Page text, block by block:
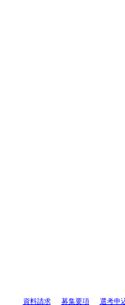
資料請求 募集要項 選考申